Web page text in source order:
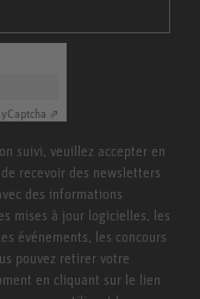
Captcha ⇗
suivi, veuillez accepter en
recevoir des newsletters
des informations
mises à jour logicielles, les
événements, les concours
pouvez retirer votre
en cliquant sur le lien